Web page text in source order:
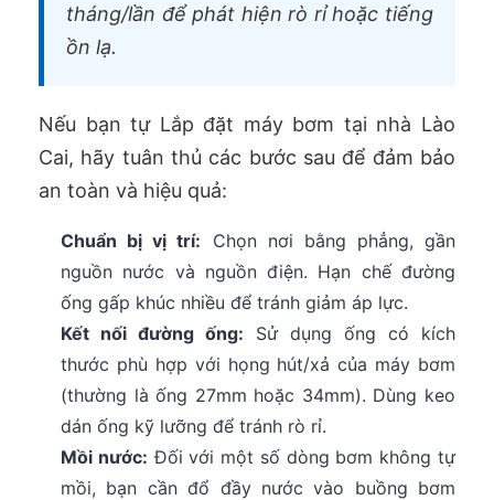
tháng/lần để phát hiện rò rỉ hoặc tiếng
ồn lạ.
Nếu bạn tự Lắp đặt máy bơm tại nhà Lào
Cai, hãy tuân thủ các bước sau để đảm bảo
an toàn và hiệu quả:
Chuẩn bị vị trí: Chọn nơi bằng phẳng, gần
nguồn nước và nguồn điện. Hạn chế đường
ống gấp khúc nhiều để tránh giảm áp lực.
Kết nối đường ống: Sử dụng ống có kích
thước phù hợp với họng hút/xả của máy bơm
(thường là ống 27mm hoặc 34mm). Dùng keo
dán ống kỹ lưỡng để tránh rò rỉ.
Mồi nước: Đối với một số dòng bơm không tự
mồi, bạn cần đổ đầy nước vào buồng bơm